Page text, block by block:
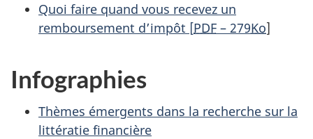
Quoi faire quand vous recevez un
remboursement d’impôt [PDF – 279Ko]
Infographies
Thèmes émergents dans la recherche sur la
littératie financière